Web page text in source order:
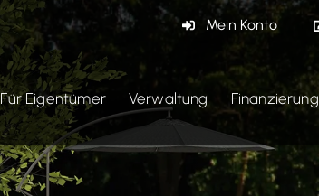
Mein Konto
Für Eigentümer Verwaltung Finanzierung